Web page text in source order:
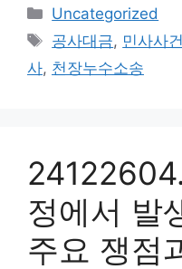
카
테
리
Uncategorized
태
그
공사대금, 민사사
사, 천장누수소송
정에서 발
주요 쟁점